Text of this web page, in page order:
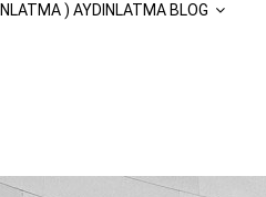
) AYDINLATMA BLOG